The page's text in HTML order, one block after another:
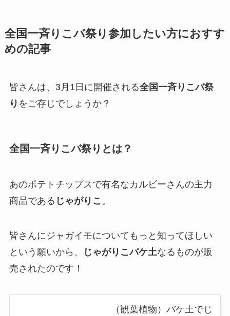
全国一斉りこバ祭り参加したい方におすす
めの記事
皆さんは、3月1日に開催される全国一斉りこバ祭
り をご存じでしょうか？
全国一斉りこバ祭りとは？
あのポテトチップスで有名なカルビーさんの主力
商品である じゃがりこ 。
皆さんにジャガイモについてもっと知ってほしい
という願いから、
じゃがりこバケ土なるものが販
売されたのです！
（観葉植物）バケ土でじ